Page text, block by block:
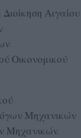
Αιγαίου
Οικονομικού
Μηχανικών
Μηχανικών